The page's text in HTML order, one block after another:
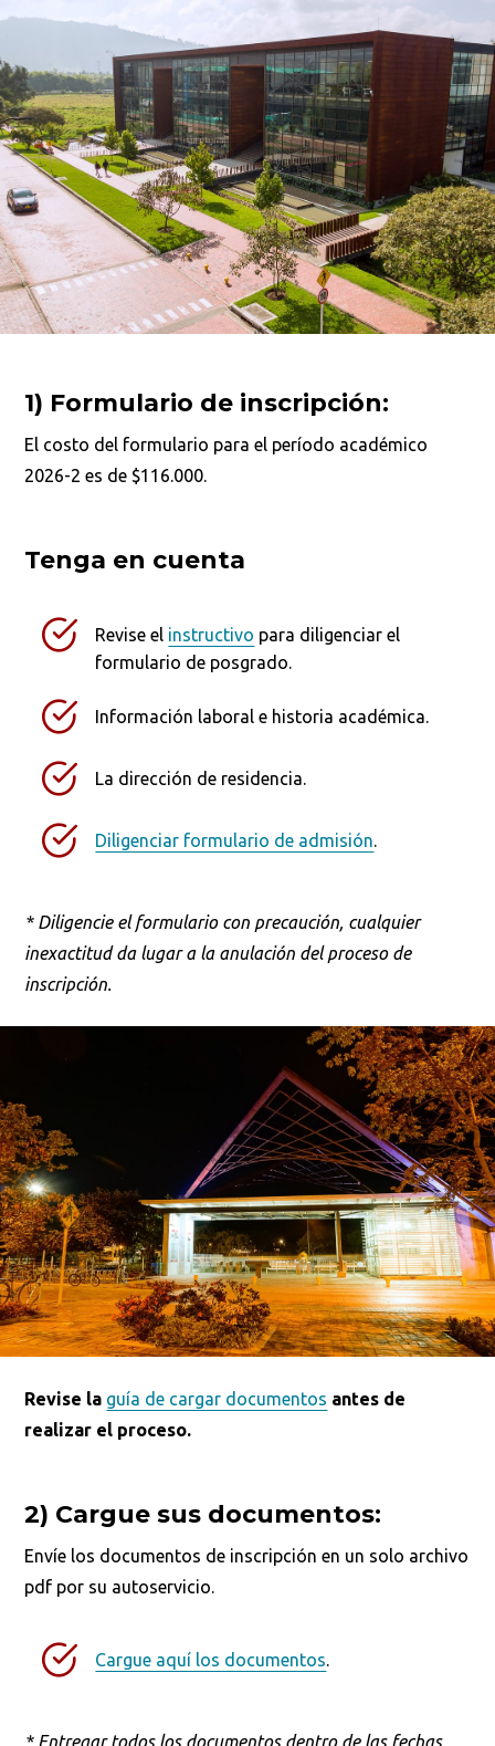
1) Formulario de inscripción:
El costo del formulario para el período académico
2026-2 es de $116.000.
Tenga en cuenta
Revise el instructivo para diligenciar el
formulario de posgrado.
Información laboral e historia académica.
La dirección de residencia.
Diligenciar formulario de admisión.
* Diligencie el formulario con precaución, cualquier
inexactitud da lugar a la anulación del proceso de
inscripción.
Revise la guía de cargar documentos antes de
realizar el proceso.
2) Cargue sus documentos:
Envíe los documentos de inscripción en un solo archivo
pdf por su autoservicio.
Cargue aquí los documentos.
* Entregar todos los documentos dentro de las fechas